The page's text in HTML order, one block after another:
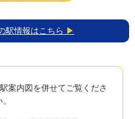
駅情報はこちら ▶
案内図を併せてご覧くださ